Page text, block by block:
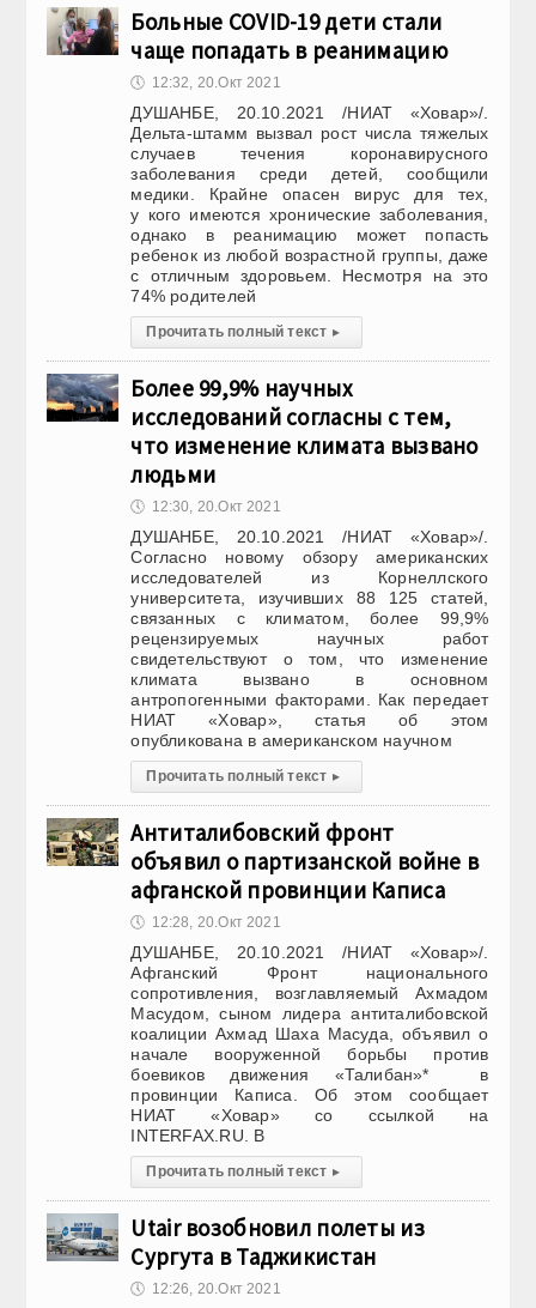
Больные COVID-19 дети стали
чаще попадать в реанимацию
🕔 12:32, 20.Окт 2021
ДУШАНБЕ, 20.10.2021 /НИАТ «Ховар»/.
Дельта-штамм вызвал рост числа тяжелых
случаев течения коронавирусного
заболевания среди детей, сообщили
медики. Крайне опасен вирус для тех,
у кого имеются хронические заболевания,
однако в реанимацию может попасть
ребенок из любой возрастной группы, даже
с отличным здоровьем. Несмотря на это
74% родителей
Прочитать полный текст ▸
Более 99,9% научных
исследований согласны с тем,
что изменение климата вызвано
людьми
🕔 12:30, 20.Окт 2021
ДУШАНБЕ, 20.10.2021 /НИАТ «Ховар»/.
Согласно новому обзору американских
исследователей из Корнеллского
университета, изучивших 88 125 статей,
связанных с климатом, более 99,9%
рецензируемых научных работ
свидетельствуют о том, что изменение
климата вызвано в основном
антропогенными факторами. Как передает
НИАТ «Ховар», статья об этом
опубликована в американском научном
Прочитать полный текст ▸
Антиталибовский фронт
объявил о партизанской войне в
афганской провинции Каписа
🕔 12:28, 20.Окт 2021
ДУШАНБЕ, 20.10.2021 /НИАТ «Ховар»/.
Афганский Фронт национального
сопротивления, возглавляемый Ахмадом
Масудом, сыном лидера антиталибовской
коалиции Ахмад Шаха Масуда, объявил о
начале вооруженной борьбы против
боевиков движения «Талибан»* в
провинции Каписа. Об этом сообщает
НИАТ «Ховар» со ссылкой на
INTERFAX.RU. В
Прочитать полный текст ▸
Utair возобновил полеты из
Сургута в Таджикистан
🕔 12:26, 20.Окт 2021